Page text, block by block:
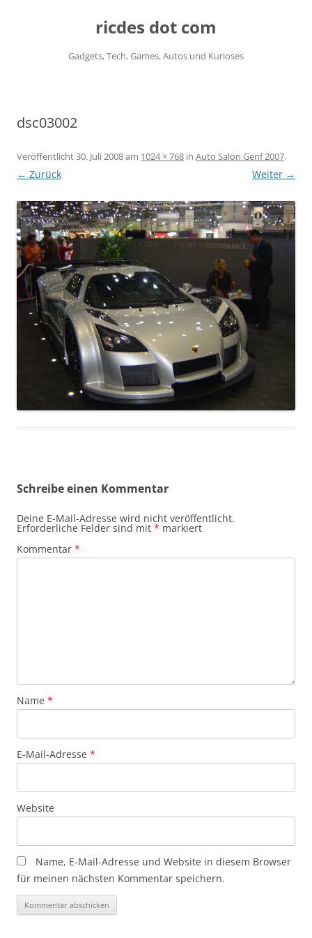
ricdes dot com
Gadgets, Tech, Games, Autos und Kurioses
dsc03002
Veröffentlicht30. Juli 2008am 1024 × 768 in Auto Salon Genf 2007.
← Zurück Weiter →
Schreibe einen Kommentar
Deine E-Mail-Adresse wird nicht veröffentlicht.
Erforderliche Felder sind mit * markiert
Kommentar *
Name *
E-Mail-Adresse *
Website
Name, E-Mail-Adresse und Website in diesem Browser
für meinen nächsten Kommentar speichern.